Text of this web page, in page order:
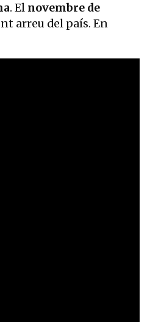
. El novembre de
arreu del país. En